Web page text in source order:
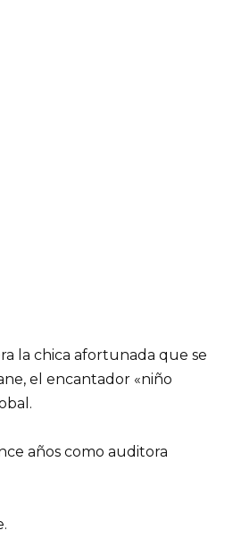
la chica afortunada que se
el encantador «niño
años como auditora